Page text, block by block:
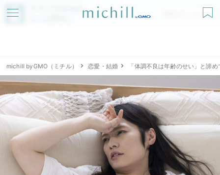
アプリでmichillが
無料ダウンロード
michill byGMO（ミチル） 恋愛・結婚 「体調不良は年齢のせい」と諦